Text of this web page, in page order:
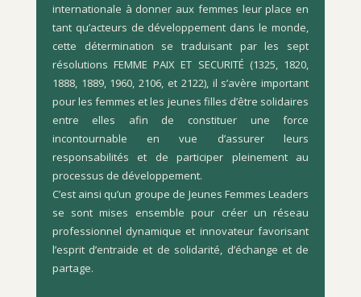
internationale à donner aux femmes leur place en
tant qu’acteurs de développement dans le monde,
cette détermination se traduisant par les sept
résolutions FEMME PAIX ET SECURITÉ (1325, 1820,
1888, 1889, 1960, 2106, et 2122), il s’avère important
pour les femmes et les jeunes filles d’être solidaires
entre elles afin de constituer une force
incontournable en vue d’assurer leurs
responsabilités et de participer pleinement au
processus de développement.
C’est ainsi qu’un groupe de Jeunes Femmes Leaders
se sont mises ensemble pour créer un réseau
professionnel dynamique et innovateur favorisant
l’esprit d’entraide et de solidarité, d’échange et de
partage.